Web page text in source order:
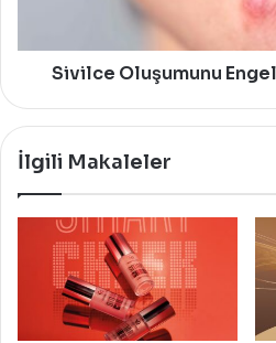
Sivilce Oluşumunu
İlgili Makaleler